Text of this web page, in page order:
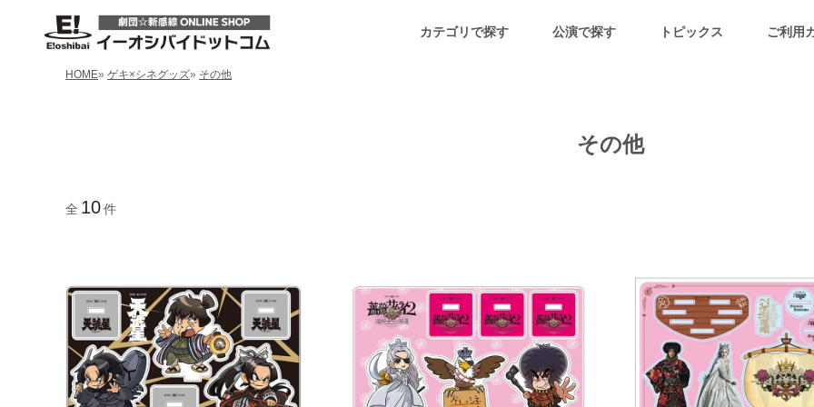
カテゴリで探す 公演で探す トピックス ご利用
HOME» ゲキ×シネグッズ» その他
その他
全 10件